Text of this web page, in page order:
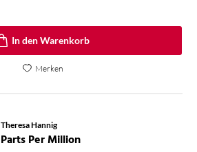
In den Warenkorb
Merken
Theresa Hannig
Parts Per Million